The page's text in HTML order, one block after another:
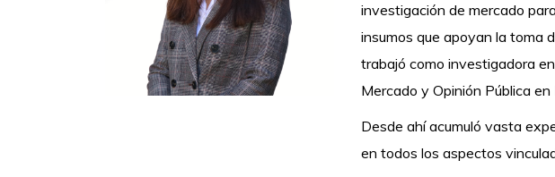
investigación de mercado
insumos que apoyan la toma
trabajó como investigadora
Mercado y Opinión Pública
Desde ahí acumuló vasta
en todos los aspectos